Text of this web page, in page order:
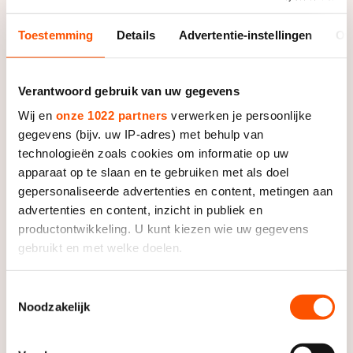
Toestemming Details Advertentie-instellingen
Verantwoord gebruik van uw gegevens
Wij en onze 1022 partners verwerken je persoonlijke
gegevens (bijv. uw IP-adres) met behulp van
technologieën zoals cookies om informatie op uw
apparaat op te slaan en te gebruiken met als doel
gepersonaliseerde advertenties en content, metingen aan
advertenties en content, inzicht in publiek en
productontwikkeling. U kunt kiezen wie uw gegevens
gebruikt en met welke doelen.
Informatie verzamelen over uw geografische locatie,
Uw apparaat identificeren door het actief te scannen
Noodzakelijk
De laatste startbewijzen voor de Olympische Spelen
van Sotsji worden in de Duitse plaats verdeeld. Bij de
Nederland probeert Couwenberg een ticket te
bemachtigen.
Met haar optreden wist de in Netersel woonachtige
Couwenberg 36.81 punten te scoren, wat haar een
voorlopige 24eplaats oplevert.
Dit betekent een voorlopige achttiende plaats op de
lijst met kandidaten voor een olympisch ticket,
aangezien zes landen die momenteel voor haar staan